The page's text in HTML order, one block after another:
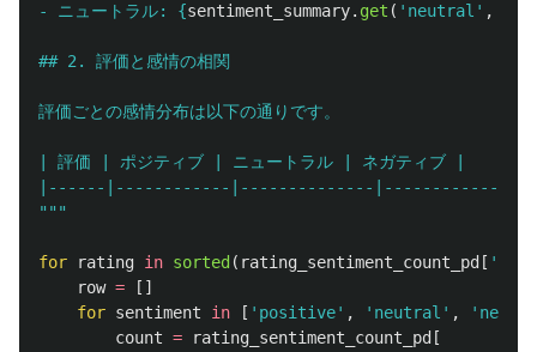
- ニュートラル: {sentiment_summary. get ( ' neutral ' ,
## 2. 評価と感情の相関
評価ごとの感情分布は以下の通りです。
| 評価 | ポジティブ | ニュートラル | ネガティブ |
"""
for rating in sorted ( rating_sentiment_count_pd [ '
row =
[]
for sentiment in [ ' positive' , ' neutral ' , '
count = rating_sentiment_count_pd [